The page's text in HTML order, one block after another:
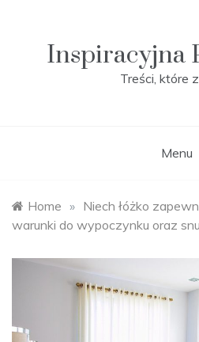
Inspiracyjna
Treści, które
Menu
Home » Niech łóżko
warunki do wypoczynku oraz snu